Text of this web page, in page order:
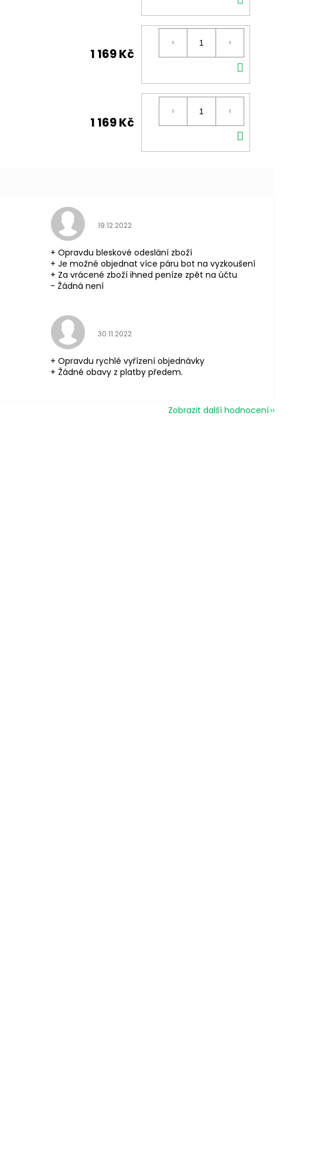
KOŠÍKU
1 169 Kč
KOŠÍKU
1 169 Kč
KOŠÍKU
Hodnocení obchodu je 5 z 5 hvězdiček.
19.12.2022
+ Opravdu bleskové odeslání zboží
+ Je možné objednat více páru bot na vyzkoušení
+ Za vrácené zboží ihned peníze zpět na účtu
- Žádná není
Hodnocení obchodu je 5 z 5 hvězdiček.
30.11.2022
+ Opravdu rychlé vyřízení objednávky
+ Žádné obavy z platby předem.
Zobrazit další hodnocení